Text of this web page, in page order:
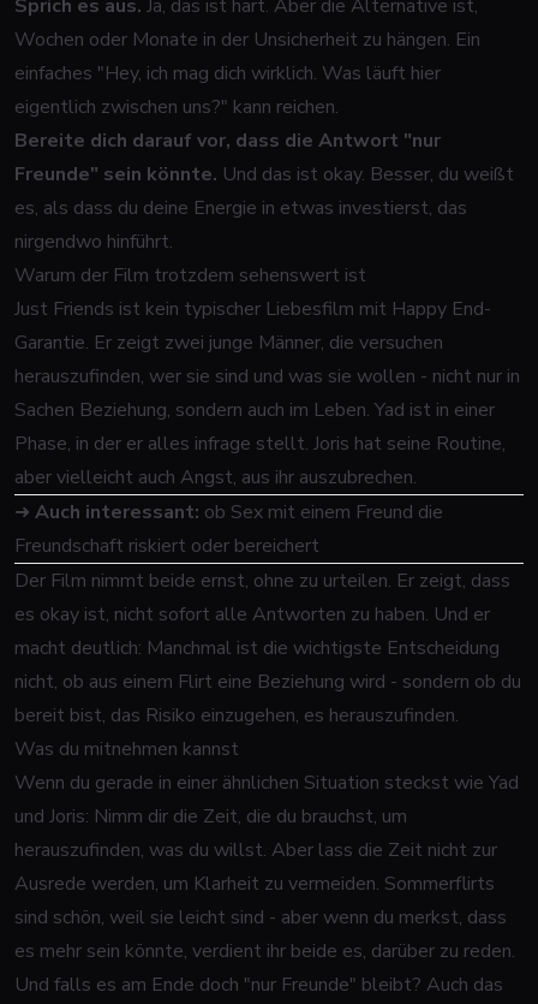
Sprich es aus. Ja, das ist hart. Aber die Alternative ist,
Wochen oder Monate in der Unsicherheit zu hängen. Ein
einfaches "Hey, ich mag dich wirklich. Was läuft hier
eigentlich zwischen uns?" kann reichen.
Bereite dich darauf vor, dass die Antwort "nur
Freunde" sein könnte. Und das ist okay. Besser, du weißt
es, als dass du deine Energie in etwas investierst, das
nirgendwo hinführt.
Warum der Film trotzdem sehenswert ist
Just Friends ist kein typischer Liebesfilm mit Happy End-
Garantie. Er zeigt zwei junge Männer, die versuchen
herauszufinden, wer sie sind und was sie wollen - nicht nur in
Sachen Beziehung, sondern auch im Leben. Yad ist in einer
Phase, in der er alles infrage stellt. Joris hat seine Routine,
aber vielleicht auch Angst, aus ihr auszubrechen.
➜ Auch interessant: ob Sex mit einem Freund die
Freundschaft riskiert oder bereichert
Der Film nimmt beide ernst, ohne zu urteilen. Er zeigt, dass
es okay ist, nicht sofort alle Antworten zu haben. Und er
macht deutlich: Manchmal ist die wichtigste Entscheidung
nicht, ob aus einem Flirt eine Beziehung wird - sondern ob du
bereit bist, das Risiko einzugehen, es herauszufinden.
Was du mitnehmen kannst
Wenn du gerade in einer ähnlichen Situation steckst wie Yad
und Joris: Nimm dir die Zeit, die du brauchst, um
herauszufinden, was du willst. Aber lass die Zeit nicht zur
Ausrede werden, um Klarheit zu vermeiden. Sommerflirts
sind schön, weil sie leicht sind - aber wenn du merkst, dass
es mehr sein könnte, verdient ihr beide es, darüber zu reden.
Und falls es am Ende doch "nur Freunde" bleibt? Auch das